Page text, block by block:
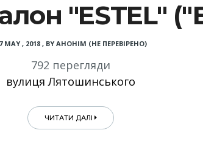
"ESTEL"
MAY , 2018, BY АНОНІМ (НЕ ПЕРЕВІРЕНО)
792 перегляди
вулиця Лятошинського
ЧИТАТИ ДАЛІ